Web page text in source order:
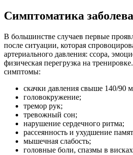
Симптоматика
В большинстве случаев первые
после ситуации, которая
артериального давления: ссора,
физическая перегрузка на
симптомы:
скачки давления свыше 140/90
головокружение;
тремор рук;
тревожный сон;
нарушение сердечного ритма;
рассеянность и ухудшение
мышечная слабость;
головные боли, спазмы в